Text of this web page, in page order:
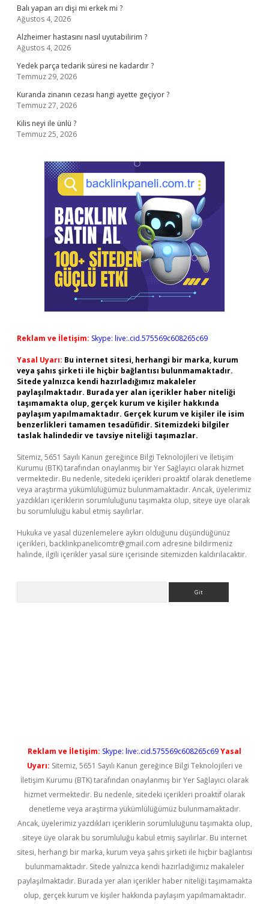
Balı yapan arı dişi mi erkek mi ?
Ağustos 4, 2026
Alzheimer hastasını nasıl uyutabilirim ?
Ağustos 4, 2026
Yedek parça tedarik süresi ne kadardır ?
Temmuz 29, 2026
Kuranda zinanın cezası hangi ayette geçiyor ?
Temmuz 27, 2026
Kilis neyi ile ünlü ?
Temmuz 25, 2026
Reklam ve İletişim: Skype: live:.cid.575569c608265c69
Yasal Uyarı: Bu internet sitesi, herhangi bir marka, kurum
veya şahıs şirketi ile hiçbir bağlantısı bulunmamaktadır.
Sitede yalnızca kendi hazırladığımız makaleler
paylaşılmaktadır. Burada yer alan içerikler haber niteliği
taşımamakta olup, gerçek kurum ve kişiler hakkında
paylaşım yapılmamaktadır. Gerçek kurum ve kişiler ile isim
benzerlikleri tamamen tesadüfidir. Sitemizdeki bilgiler
taslak halindedir ve tavsiye niteliği taşımazlar.
Sitemiz, 5651 Sayılı Kanun gereğince Bilgi Teknolojileri ve İletişim
Kurumu (BTK) tarafından onaylanmış bir Yer Sağlayıcı olarak hizmet
vermektedir. Bu nedenle, sitedeki içerikleri proaktif olarak denetleme
veya araştırma yükümlülüğümüz bulunmamaktadır. Ancak, üyelerimiz
yazdıkları içeriklerin sorumluluğunu taşımakta olup, siteye üye olarak
bu sorumluluğu kabul etmiş sayılırlar.
Hukuka ve yasal düzenlemelere aykırı olduğunu düşündüğünüz
içerikleri, backlinkpanelicomtr@gmail.com adresine bildirmeniz
halinde, ilgili içerikler yasal süre içerisinde sitemizden kaldırılacaktır.
Reklam ve İletişim: Skype: live:.cid.575569c608265c69Yasal
Uyarı: Sitemiz, 5651 Sayılı Kanun gereğince Bilgi Teknolojileri ve
İletişim Kurumu (BTK) tarafından onaylanmış bir Yer Sağlayıcı olarak
hizmet vermektedir. Bu nedenle, sitedeki içerikleri proaktif olarak
denetleme veya araştırma yükümlülüğümüz bulunmamaktadır.
Ancak, üyelerimiz yazdıkları içeriklerin sorumluluğunu taşımakta olup,
siteye üye olarak bu sorumluluğu kabul etmiş sayılırlar. Bu internet
sitesi, herhangi bir marka, kurum veya şahıs şirketi ile hiçbir bağlantısı
bulunmamaktadır. Sitede yalnızca kendi hazırladığımız makaleler
paylaşılmaktadır. Burada yer alan içerikler haber niteliği taşımamakta
olup, gerçek kurum ve kişiler hakkında paylaşım yapılmamaktadır.